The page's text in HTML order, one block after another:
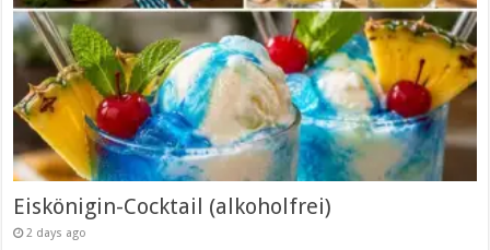
Eiskönigin-Cocktail (alkoholfrei)
2 days ago